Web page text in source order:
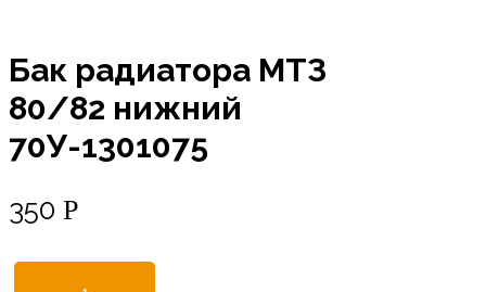
Бак радиатора МТЗ
80/82 нижний
70У-1301075
350 Р